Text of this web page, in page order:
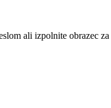
ali izpolnite obrazec za